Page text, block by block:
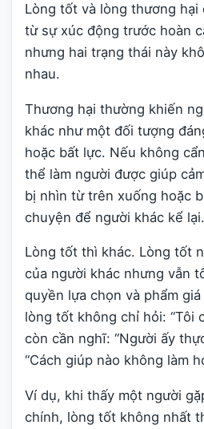
Lòng tốt và lòng thương hại
từ sự xúc động trước hoàn
nhưng hai trạng thái này
nhau.
Thương hại thường khiến
khác như một đối tượng
hoặc bất lực. Nếu không
thể làm người được giúp
bị nhìn từ trên xuống hoặc
chuyện để người khác kể lại.
Lòng tốt thì khác. Lòng tốt
của người khác nhưng vẫn
quyền lựa chọn và phẩm
lòng tốt không chỉ hỏi: “Tôi
còn cần nghĩ: “Người ấy
“Cách giúp nào không làm
Ví dụ, khi thấy một người
chính, lòng tốt không nhất